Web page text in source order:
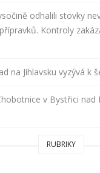
odhalili stovky
Kontroly
na Jihlavsku vyzývá k
v Bystřici
RUBRIKY